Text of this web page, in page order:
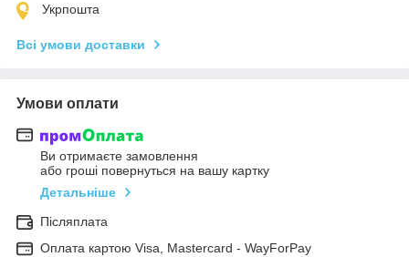
Укрпошта
Всі умови доставки
Умови оплати
Ви отримаєте замовлення
або гроші повернуться на вашу картку
Детальніше
Післяплата
Оплата картою Visa, Mastercard - WayForPay